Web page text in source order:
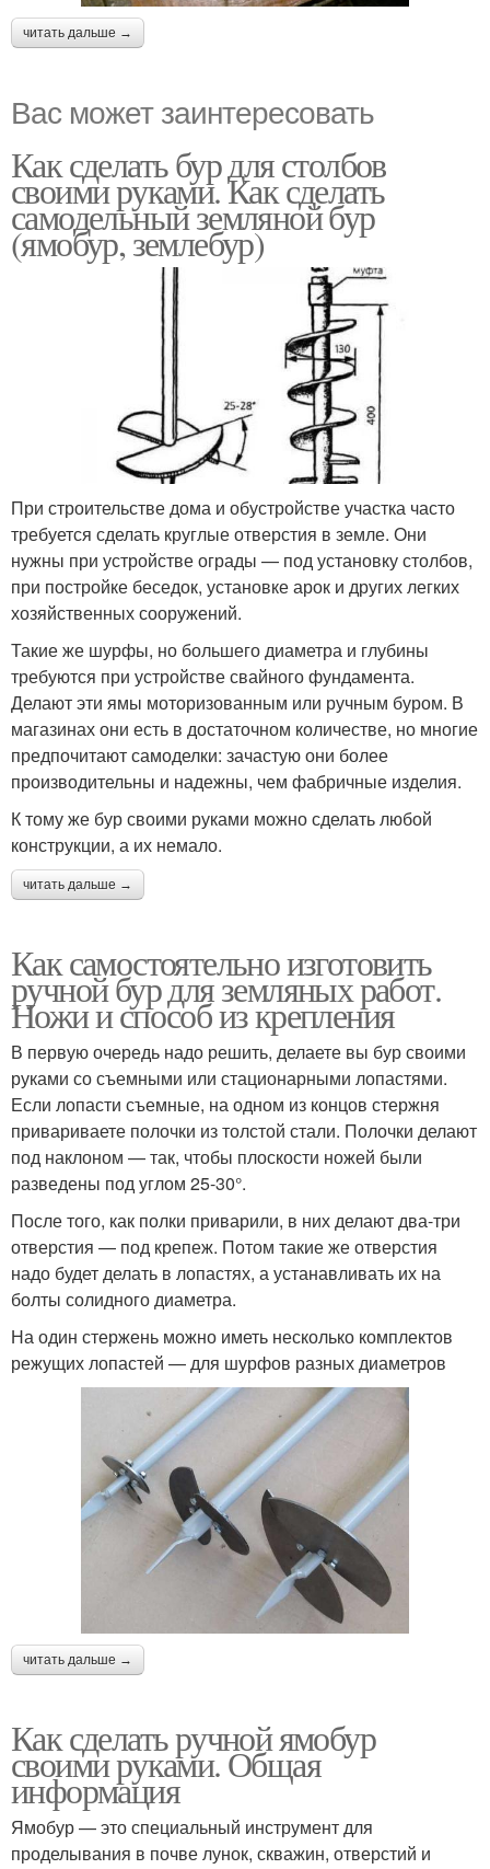
читать дальше →
Вас может заинтересовать
Как сделать бур для столбов
своими руками. Как сделать
самодельный земляной бур
(ямобур, землебур)
При строительстве дома и обустройстве участка часто
требуется сделать круглые отверстия в земле. Они
нужны при устройстве ограды — под установку столбов,
при постройке беседок, установке арок и других легких
хозяйственных сооружений.
Такие же шурфы, но большего диаметра и глубины
требуются при устройстве свайного фундамента.
Делают эти ямы моторизованным или ручным буром. В
магазинах они есть в достаточном количестве, но многие
предпочитают самоделки: зачастую они более
производительны и надежны, чем фабричные изделия.
К тому же бур своими руками можно сделать любой
конструкции, а их немало.
читать дальше →
Как самостоятельно изготовить
ручной бур для земляных работ.
Ножи и способ из крепления
В первую очередь надо решить, делаете вы бур своими
руками со съемными или стационарными лопастями.
Если лопасти съемные, на одном из концов стержня
привариваете полочки из толстой стали. Полочки делают
под наклоном — так, чтобы плоскости ножей были
разведены под углом 25-30°.
После того, как полки приварили, в них делают два-три
отверстия — под крепеж. Потом такие же отверстия
надо будет делать в лопастях, а устанавливать их на
болты солидного диаметра.
На один стержень можно иметь несколько комплектов
режущих лопастей — для шурфов разных диаметров
читать дальше →
Как сделать ручной ямобур
своими руками. Общая
информация
Ямобур — это специальный инструмент для
проделывания в почве лунок, скважин, отверстий и